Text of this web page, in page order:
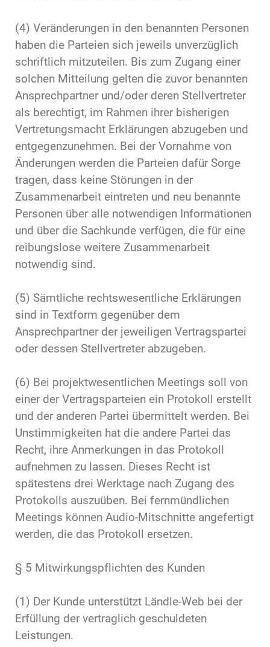
(4) Veränderungen in den benannten Personen
haben die Parteien sich jeweils unverzüglich
schriftlich mitzuteilen. Bis zum Zugang einer
solchen Mitteilung gelten die zuvor benannten
Ansprechpartner und/oder deren Stellvertreter
als berechtigt, im Rahmen ihrer bisherigen
Vertretungsmacht Erklärungen abzugeben und
entgegenzunehmen. Bei der Vornahme von
Änderungen werden die Parteien dafür Sorge
tragen, dass keine Störungen in der
Zusammenarbeit eintreten und neu benannte
Personen über alle notwendigen Informationen
und über die Sachkunde verfügen, die für eine
reibungslose weitere Zusammenarbeit
notwendig sind.
(5) Sämtliche rechtswesentliche Erklärungen
sind in Textform gegenüber dem
Ansprechpartner der jeweiligen Vertragspartei
oder dessen Stellvertreter abzugeben.
(6) Bei projektwesentlichen Meetings soll von
einer der Vertragsparteien ein Protokoll erstellt
und der anderen Partei übermittelt werden. Bei
Unstimmigkeiten hat die andere Partei das
Recht, ihre Anmerkungen in das Protokoll
aufnehmen zu lassen. Dieses Recht ist
spätestens drei Werktage nach Zugang des
Protokolls auszuüben. Bei fernmündlichen
Meetings können Audio-Mitschnitte angefertigt
werden, die das Protokoll ersetzen.
§ 5 Mitwirkungspflichten des Kunden
(1) Der Kunde unterstützt Ländle-Web bei der
Erfüllung der vertraglich geschuldeten
Leistungen.